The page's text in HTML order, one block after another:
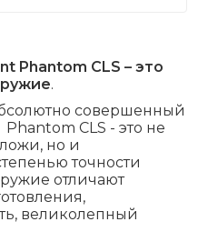
Phantom CLS – это
.
совершенный
CLS - это не
но и
точности
отличают
великолепный